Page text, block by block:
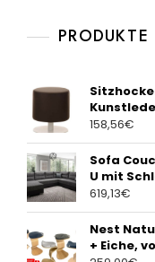
PRODUKTE
158,56€
Sofa
U mit
619,13€
Nest
+ Eiche,